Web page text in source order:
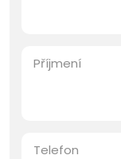
Příjmení
Telefon